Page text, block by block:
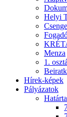
Helyi
Menza
1.
Hírek-képek
Pályázatok